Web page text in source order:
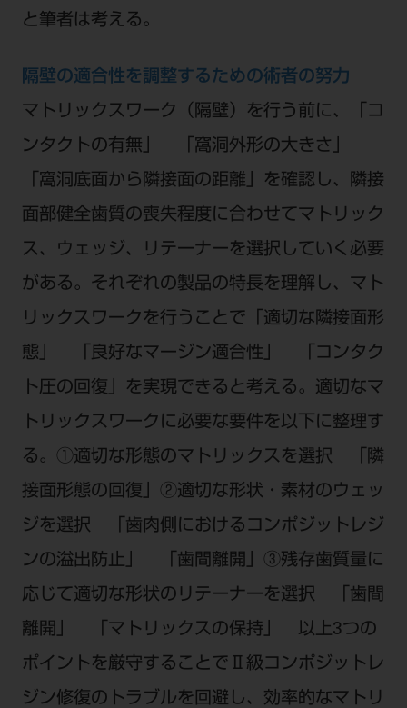
と筆者は考える。
隔壁の適合性を調整するための術者の努力
マトリックスワーク（隔壁）を行う前に、「コ
ンタクトの有無」 「窩洞外形の大きさ」
「窩洞底面から隣接面の距離」を確認し、隣接
面部健全歯質の喪失程度に合わせてマトリック
ス、ウェッジ、リテーナーを選択していく必要
がある。それぞれの製品の特長を理解し、マト
リックスワークを行うことで「適切な隣接面形
態」 「良好なマージン適合性」 「コンタク
ト圧の回復」を実現できると考える。適切なマ
トリックスワークに必要な要件を以下に整理す
る。①適切な形態のマトリックスを選択 「隣
接面形態の回復」②適切な形状・素材のウェッ
ジを選択 「歯肉側におけるコンポジットレジ
ンの溢出防止」 「歯間離開」③残存歯質量に
応じて適切な形状のリテーナーを選択 「歯間
離開」 「マトリックスの保持」 以上3つの
ポイントを厳守することでⅡ級コンポジットレ
ジン修復のトラブルを回避し、効率的なマトリ